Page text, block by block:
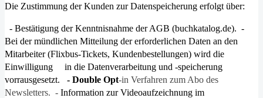
Die Zustimmung der Kunden zur Datenspeicherung erfolgt über:
- Bestätigung der Kenntnisnahme der AGB (buchkatalog.de). -
Bei der mündlichen Mitteilung der erforderlichen Daten an den
Mitarbeiter (Flixbus-Tickets, Kundenbestellungen) wird die
Einwilligung in die Datenverarbeitung und -speicherung
vorrausgesetzt. - Double Opt-in Verfahren zum Abo des
Newsletters. - Information zur Videoaufzeichnung im